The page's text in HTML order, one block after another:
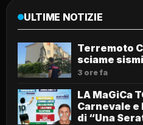
ULTIME NOTIZIE
Terremoto
sciame
3 ore fa
LA MaGiCa
Carnevale
di “Una